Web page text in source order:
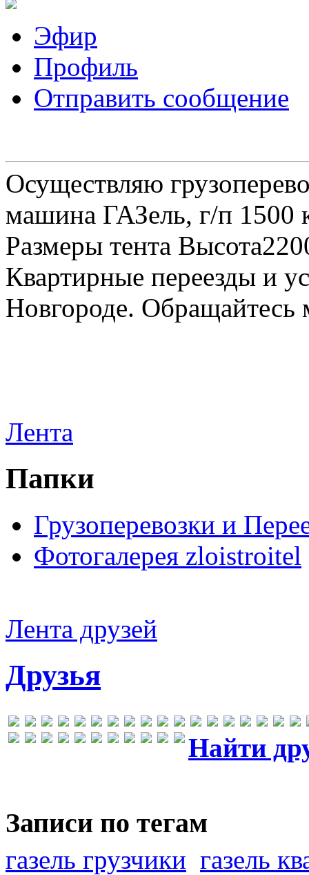
Эфир
Профиль
Отправить сообщение
Осуществляю
машина ГАЗель, г/п 1500
Размеры тента
Квартирные переезды и
Новгороде.
Лента
Папки
Грузоперевозки и
Фотогалерея zloistroitel
Лента друзей
Друзья
Найти
Записи по тегам
газель грузчики газель